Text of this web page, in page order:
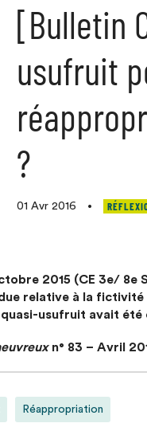
[Bulletin
usufruit
?
01 Avr 2016 •
2015 (CE 3e/ 8e
relative à la fictivité
usufruit avait été
n° 83 – Avril
Réappropriation